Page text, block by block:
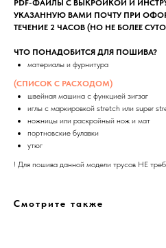
PDF-ФАЙЛЫ С ВЫКРОЙКОЙ И
УКАЗАННУЮ ВАМИ ПОЧТУ ПРИ
ТЕЧЕНИЕ 2 ЧАСОВ (НО НЕ БОЛЕЕ
ЧТО ПОНАДОБИТСЯ ДЛЯ ПОШИВА?
материалы и фурнитура
(СПИСОК С РАСХОДОМ)
швейная машина с функцией зигзаг
иглы с маркировкой stretch или super
ножницы или раскройный нож и мат
портновские булавки
утюг
! Для пошива данной модели трусов НЕ
Смотрите также